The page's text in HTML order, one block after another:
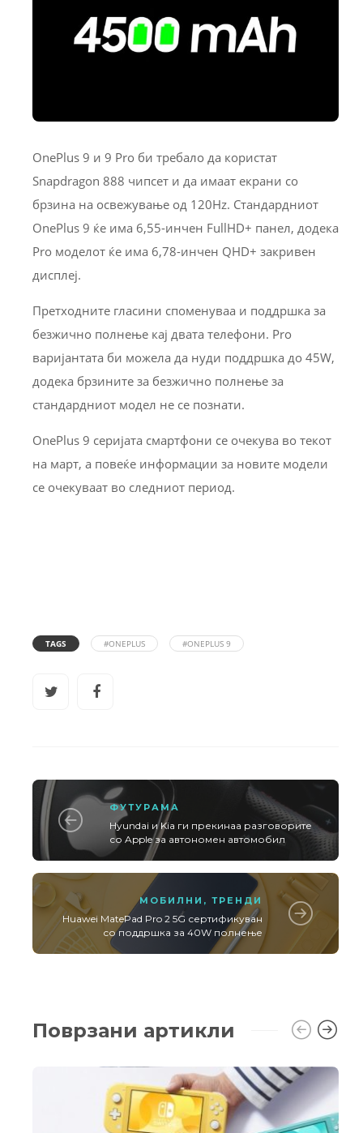
OnePlus 9 и 9 Pro би требало да користат
Snapdragon 888 чипсет и да имаат екрани со
брзина на освежување од 120Hz. Стандардниот
OnePlus 9 ќе има 6,55-инчен FullHD+ панел, додека
Pro моделот ќе има 6,78-инчен QHD+ закривен
дисплеј.
Претходните гласини споменуваа и поддршка за
безжично полнење кај двата телефони. Pro
варијантата би можела да нуди поддршка до 45W,
додека брзините за безжично полнење за
стандардниот модел не се познати.
OnePlus 9 серијата смартфони се очекува во текот
на март, а повеќе информации за новите модели
се очекуваат во следниот период.
TAGS #ONEPLUS #ONEPLUS 9
ФУТУРАМА
Hyundai и Kia ги прекинаа разговорите
со Apple за автономен автомобил
МОБИЛНИ , ТРЕНДИ
Huawei MatePad Pro 2 5G сертификуван
со поддршка за 40W полнење
Поврзани артикли